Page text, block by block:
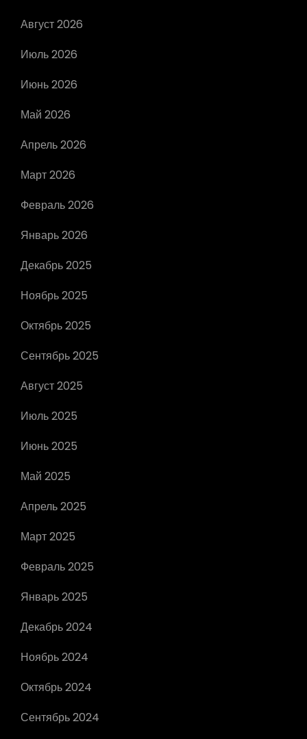
Август 2026
Июль 2026
Июнь 2026
Май 2026
Апрель 2026
Март 2026
Февраль 2026
Январь 2026
Декабрь 2025
Ноябрь 2025
Октябрь 2025
Сентябрь 2025
Август 2025
Июль 2025
Июнь 2025
Май 2025
Апрель 2025
Март 2025
Февраль 2025
Январь 2025
Декабрь 2024
Ноябрь 2024
Октябрь 2024
Сентябрь 2024